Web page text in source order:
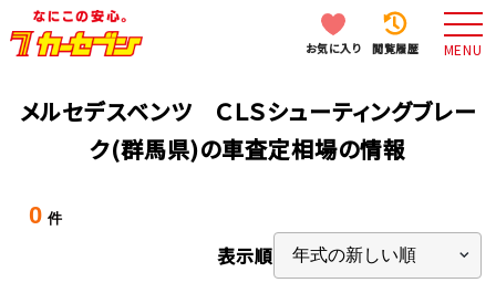
お気に入り 閲覧履歴 MENU
メルセデスベンツ ＣＬＳシューティングブレー
ク(群馬県)の車査定相場の情報
0 件
表示順